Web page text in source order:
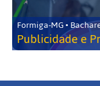
Formiga-MG •
Publicidade e